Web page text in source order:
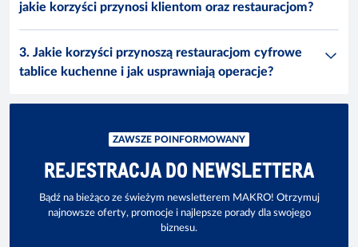
jakie korzyści przynosi klientom oraz restauracjom?
3. Jakie korzyści przynoszą restauracjom cyfrowe
tablice kuchenne i jak usprawniają operacje?
ZAWSZE POINFORMOWANY
REJESTRACJA DO NEWSLETTERA
Bądź na bieżąco ze świeżym newsletterem MAKRO! Otrzymuj
najnowsze oferty, promocje i najlepsze porady dla swojego
biznesu.